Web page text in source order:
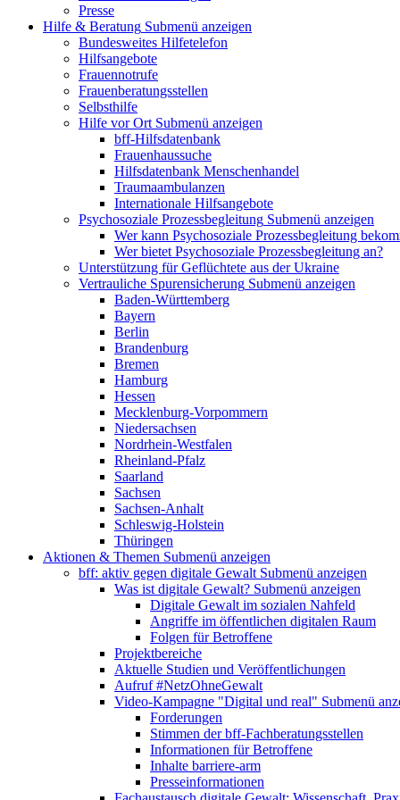
Presse
Hilfe & Beratung Submenü anzeigen
Bundesweites Hilfetelefon
Hilfsangebote
Frauennotrufe
Frauenberatungsstellen
Selbsthilfe
Hilfe vor Ort Submenü anzeigen
bff-Hilfsdatenbank
Frauenhaussuche
Hilfsdatenbank Menschenhandel
Traumaambulanzen
Internationale Hilfsangebote
Psychosoziale Prozessbegleitung Submenü anzeigen
Wer kann Psychosoziale Prozessbegleitung
Wer bietet Psychosoziale Prozessbegleitung an?
Unterstützung für Geflüchtete aus der Ukraine
Vertrauliche Spurensicherung Submenü anzeigen
Baden-Württemberg
Bayern
Berlin
Brandenburg
Bremen
Hamburg
Hessen
Mecklenburg-Vorpommern
Niedersachsen
Nordrhein-Westfalen
Rheinland-Pfalz
Saarland
Sachsen
Sachsen-Anhalt
Schleswig-Holstein
Thüringen
Aktionen & Themen Submenü anzeigen
bff: aktiv gegen digitale Gewalt Submenü anzeigen
Was ist digitale Gewalt? Submenü anzeigen
Digitale Gewalt im sozialen Nahfeld
Angriffe im öffentlichen digitalen Raum
Folgen für Betroffene
Projektbereiche
Aktuelle Studien und Veröffentlichungen
Aufruf #NetzOhneGewalt
Video-Kampagne "Digital und real" Submenü
Forderungen
Stimmen der bff-Fachberatungsstellen
Informationen für Betroffene
Inhalte barriere-arm
Presseinformationen